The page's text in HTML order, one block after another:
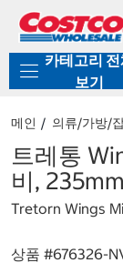
로
기
가
카테고리 전
보기
메인 의류/가방/
트레통
비, 235mm
Tretorn Wings
상품 #676326-